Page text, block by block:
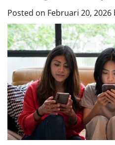
Posted on Februari 20, 2026